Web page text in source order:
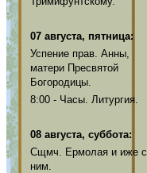
07 августа, пятница:
Успение прав. Анны,
матери Пресвятой
Богородицы.
8:00 - Часы. Литургия.
08 августа, суббота:
Сщмч. Ермолая и иже с
ним.